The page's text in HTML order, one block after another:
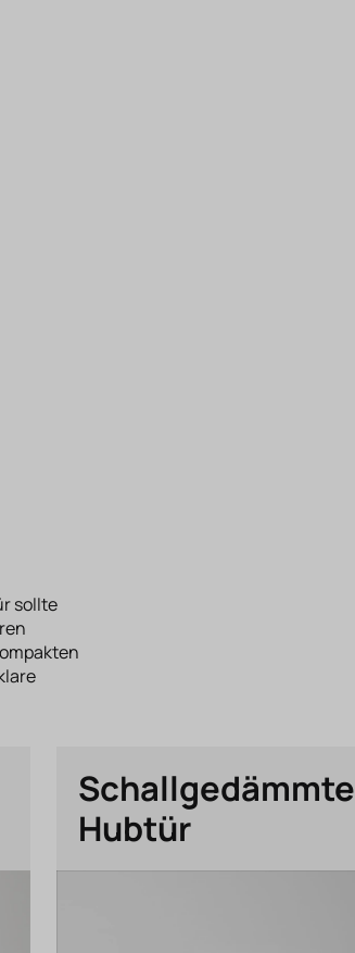
sollte
Schallgedämmte
Hubtür